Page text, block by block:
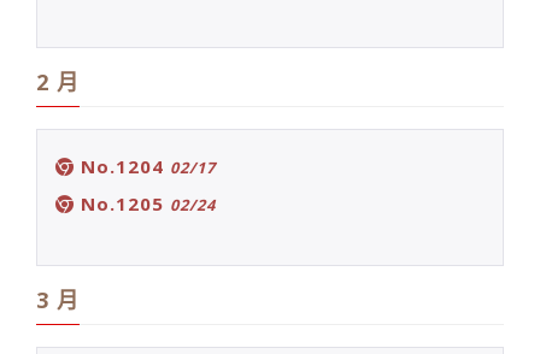
2 月
No.1204 02/17
No.1205 02/24
3 月